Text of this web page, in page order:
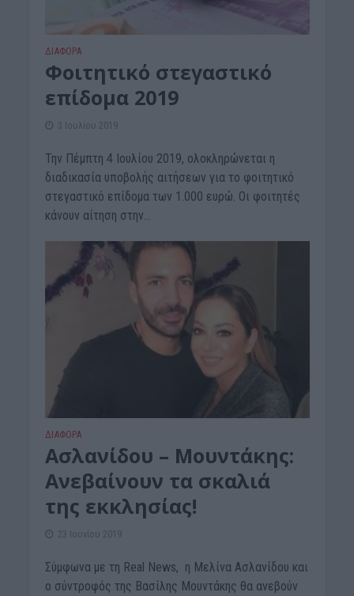
ΔΙΆΦΟΡΑ
Φοιτητικό στεγαστικό
επίδομα 2019
3 Ιουλίου 2019
Την Πέμπτη 4 Ιουλίου 2019, ολοκληρώνεται η
διαδικασία υποβολής αιτήσεων για το φοιτητικό
στεγαστικό επίδομα των 1.000 ευρώ. Οι φοιτητές
κάνουν αίτηση στην...
ΔΙΆΦΟΡΑ
Ασλανίδου – Μουντάκης:
Ανεβαίνουν τα σκαλιά
της εκκλησίας!
23 Ιουνίου 2019
Σύμφωνα με τη Real News, η Μελίνα Ασλανίδου και
ο σύντροφός της Βασίλης Μουντάκης θα ανεβούν